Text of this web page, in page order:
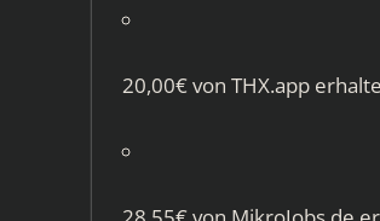
20,00€ vonTHX.app